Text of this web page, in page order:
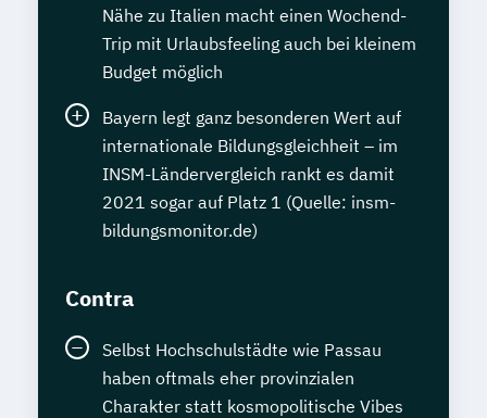
Nähe zu Italien macht einen Wochend-
Trip mit Urlaubsfeeling auch bei kleinem
Budget möglich
Bayern legt ganz besonderen Wert auf
internationale Bildungsgleichheit – im
INSM-Ländervergleich rankt es damit
2021 sogar auf Platz 1 (Quelle: insm-
bildungsmonitor.de)
Contra
Selbst Hochschulstädte wie Passau
haben oftmals eher provinzialen
Charakter statt kosmopolitische Vibes